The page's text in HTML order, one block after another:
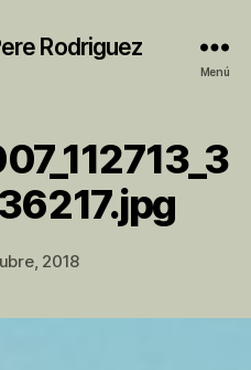
Rodriguez
Menú
Autor
de
entrada
P
o
r
e
e
2018